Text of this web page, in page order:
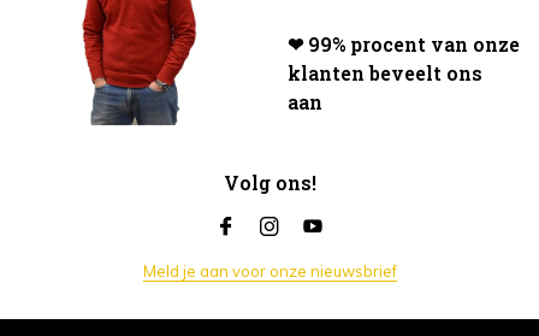
❤ 99% procent van onze
klanten beveelt ons
aan
Volg ons!
Meld je aan voor onze nieuwsbrief